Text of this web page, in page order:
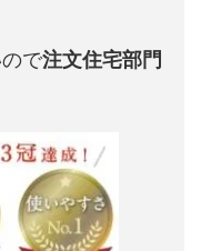
で注文住宅部門